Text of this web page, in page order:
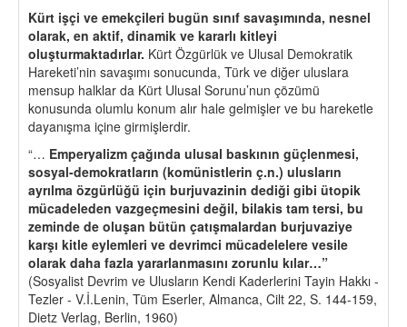
Kürt işçi ve emekçileri bugün sınıf savaşımında, nesnel
olarak, en aktif, dinamik ve kararlı kitleyi
oluşturmaktadırlar. Kürt Özgürlük ve Ulusal Demokratik
Hareketi’nin savaşımı sonucunda, Türk ve diğer uluslara
mensup halklar da Kürt Ulusal Sorunu’nun çözümü
konusunda olumlu konum alır hale gelmişler ve bu hareketle
dayanışma içine girmişlerdir.
“… Emperyalizm çağında ulusal baskının güçlenmesi,
sosyal-demokratların (komünistlerin ç.n.) ulusların
ayrılma özgürlüğü için burjuvazinin dediği gibi ütopik
mücadeleden vazgeçmesini değil, bilakis tam tersi, bu
zeminde de oluşan bütün çatışmalardan burjuvaziye
karşı kitle eylemleri ve devrimci mücadelelere vesile
olarak daha fazla yararlanmasını zorunlu kılar…”
(Sosyalist Devrim ve Ulusların Kendi Kaderlerini Tayin Hakkı -
Tezler - V.İ.Lenin, Tüm Eserler, Almanca, Cilt 22, S. 144-159,
Dietz Verlag, Berlin, 1960)